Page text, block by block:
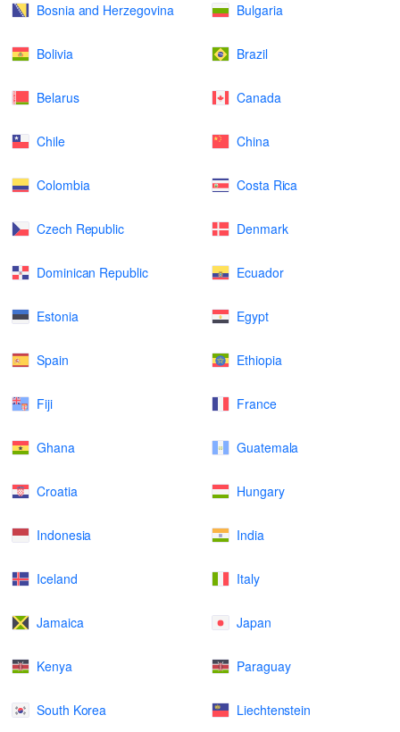
Bosnia and Herzegovina Bulgaria
Bolivia Brazil
Belarus Canada
Chile China
Colombia Costa Rica
Czech Republic Denmark
Dominican Republic Ecuador
Estonia Egypt
Spain Ethiopia
Fiji France
Ghana Guatemala
Croatia Hungary
Indonesia India
Iceland Italy
Jamaica Japan
Kenya Paraguay
South Korea Liechtenstein